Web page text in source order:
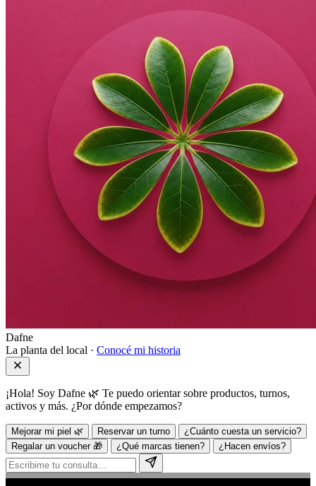
Dafne
La planta del local · Conocé mi historia
¡Hola! Soy Dafne 🌿 Te puedo orientar sobre productos, turnos,
activos y más. ¿Por dónde empezamos?
Mejorar mi piel 🌿 Reservar un turno
¿Cuánto cuesta un servicio?
Regalar un voucher 🎁
¿Qué marcas tienen? ¿Hacen envíos?